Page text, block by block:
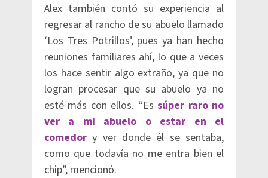
Alex también contó su experiencia al
regresar al rancho de su abuelo llamado
‘Los Tres Potrillos’, pues ya han hecho
reuniones familiares ahí, lo que a veces
los hace sentir algo extraño, ya que no
logran procesar que su abuelo ya no
esté más con ellos. “Essúper raro no
ver a mi abuelo o estar en el
comedor y ver donde él se sentaba,
como que todavía no me entra bien el
chip”, mencionó.